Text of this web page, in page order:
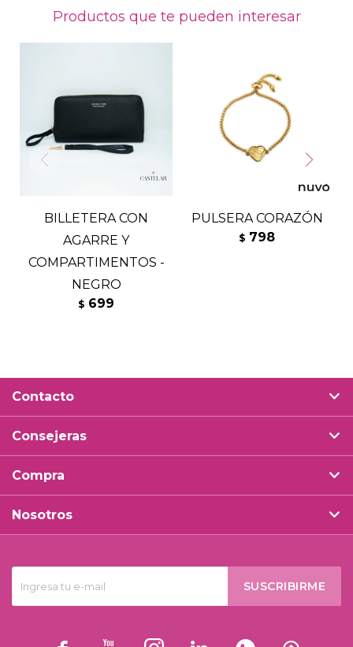
Productos que te pueden interesar
BILLETERA CON
AGARRE Y
COMPARTIMENTOS -
NEGRO
$ 699
PULSERA CORAZÓN
$ 798
SUSCRIBIRME
Contacto
Consejeras
Compra
Nosotros